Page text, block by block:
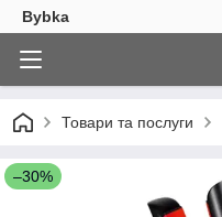
Bybka
Товари та послуги
–30%